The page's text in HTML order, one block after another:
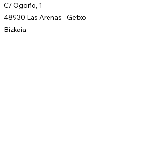
C/ Ogoño, 1
48930 Las Arenas - Getxo -
Bizkaia